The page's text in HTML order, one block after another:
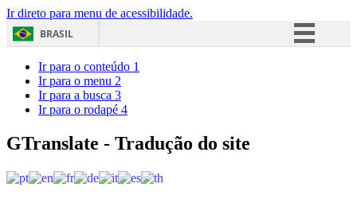
Ir direto para menu de acessibilidade.
BRASIL
Acesso à informação
Ir para o conteúdo 1
Ir para o menu 2
Ir para a busca 3
Ir para o rodapé 4
GTranslate - Tradução do site